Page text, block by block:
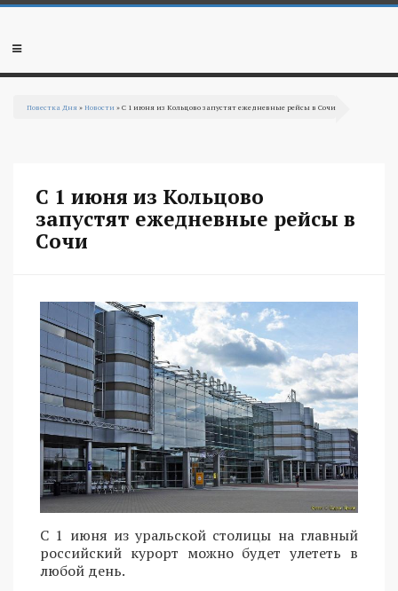
Перейти к основному содержанию
Мобильное
Повестка Дня »Новости » С 1 июня из Кольцово запустят ежедневные рейсы в Сочи
С 1 июня из Кольцово
запустят ежедневные рейсы в
Сочи
С 1 июня из уральской столицы на главный
российский курорт можно будет улететь в
любой день.